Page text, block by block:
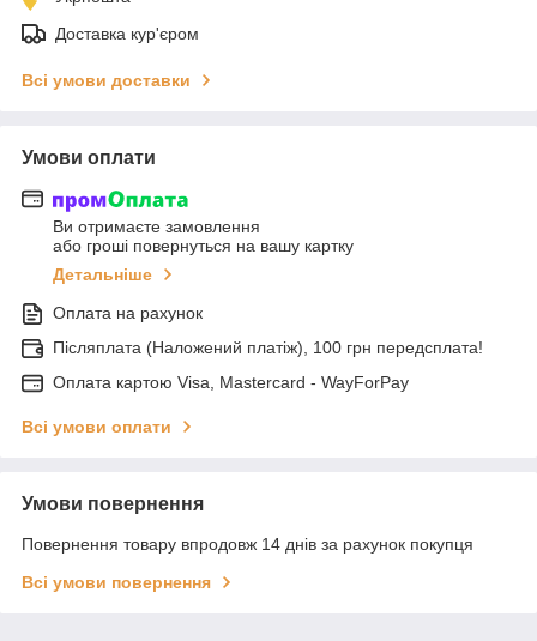
Доставка кур'єром
Всі умови доставки
Умови оплати
Ви отримаєте замовлення
або гроші повернуться на вашу картку
Детальніше
Оплата на рахунок
Післяплата (Наложений платіж), 100 грн передсплата!
Оплата картою Visa, Mastercard - WayForPay
Всі умови оплати
Умови повернення
Повернення товару впродовж 14 днів за рахунок покупця
Всі умови повернення